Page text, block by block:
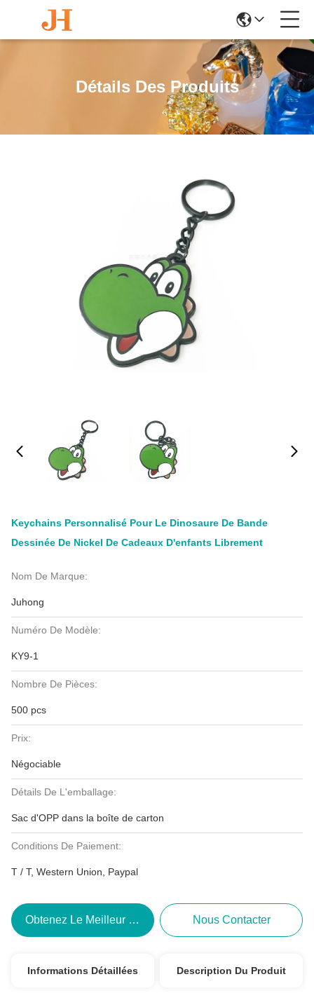
Détails Des Produits
Keychains Personnalisé Pour Le Dinosaure De Bande
Dessinée De Nickel De Cadeaux D'enfants Librement
Nom De Marque:
Juhong
Numéro De Modèle:
KY9-1
Nombre De Pièces:
500 pcs
Prix:
Négociable
Détails De L'emballage:
Sac d'OPP dans la boîte de carton
Conditions De Paiement:
T / T, Western Union, Paypal
Obtenez Le Meilleur Prix Nous Contacter
Informations Détaillées Description Du Produit